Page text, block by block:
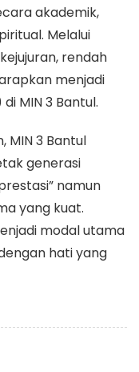
akademik,
Melalui
rendah
menjadi
MIN 3 Bantul.
MIN 3 Bantul
generasi
namun
yang kuat.
modal utama
hati yang